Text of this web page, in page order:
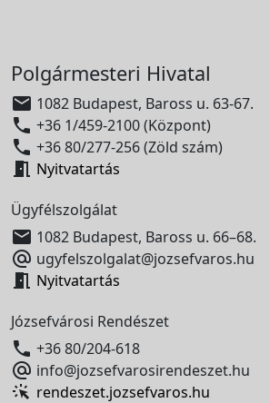
Polgármesteri Hivatal
 1082 Budapest, Baross u. 63-67.
 +36 1/459-2100 (Központ)
 +36 80/277-256 (Zöld szám)
 Nyitvatartás
Ügyfélszolgálat
 1082 Budapest, Baross u. 66–68.
 ugyfelszolgalat@jozsefvaros.hu
 Nyitvatartás
Józsefvárosi Rendészet
 +36 80/204-618
 info@jozsefvarosirendeszet.hu
rendeszet.jozsefvaros.hu